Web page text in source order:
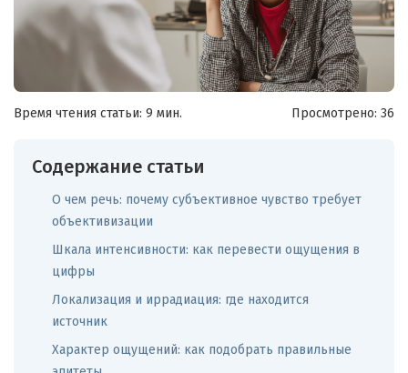
Время чтения статьи: 9 мин. Просмотрено: 36
Содержание статьи
О чем речь: почему субъективное чувство требует
объективизации
Шкала интенсивности: как перевести ощущения в
цифры
Локализация и иррадиация: где находится
источник
Характер ощущений: как подобрать правильные